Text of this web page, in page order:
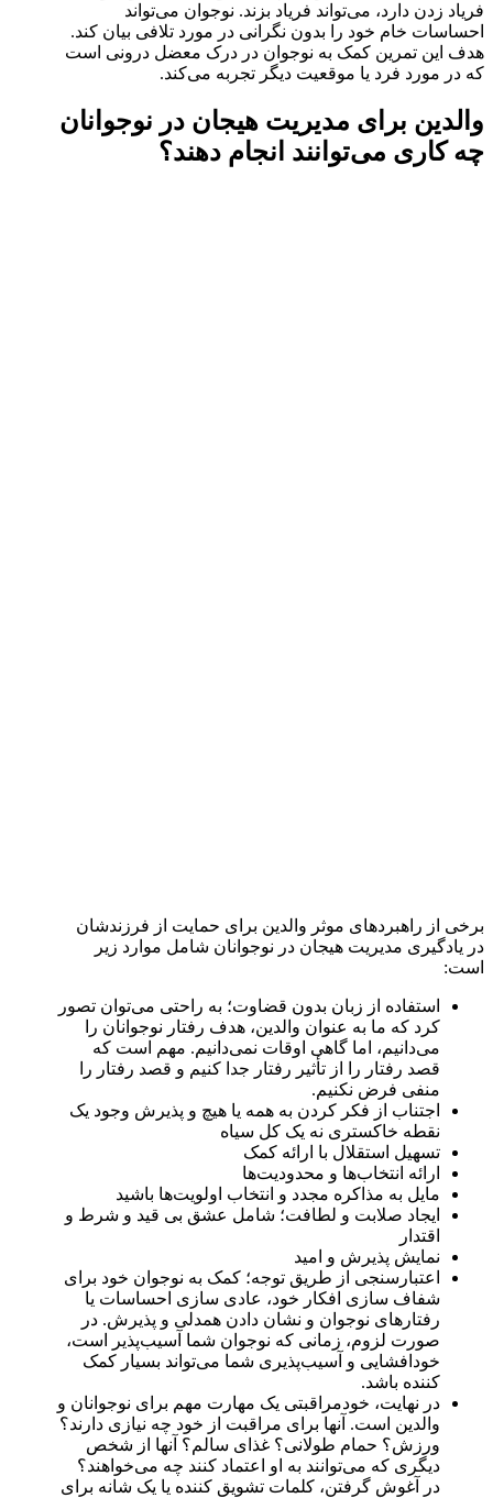
فریاد زدن دارد، می‌تواند فریاد بزند. نوجوان می‌تواند
احساسات خام خود را بدون نگرانی در مورد تلافی بیان کند.
هدف این تمرین کمک به نوجوان در درک معضل درونی است
که در مورد فرد یا موقعیت دیگر تجربه می‌کند.
والدین برای مدیریت هیجان در نوجوانان
چه کاری می‌توانند انجام دهند؟
برخی از راهبردهای موثر والدین برای حمایت از فرزندشان
در یادگیری مدیریت هیجان در نوجوانان شامل موارد زیر
است:
استفاده از زبان بدون قضاوت؛ به راحتی می‌توان تصور
کرد که ما به عنوان والدین، هدف رفتار نوجوانان را
می‌دانیم، اما گاهی اوقات نمی‌دانیم. مهم است که
قصد رفتار را از تأثیر رفتار جدا کنیم و قصد رفتار را
منفی فرض نکنیم.
اجتناب از فکر کردن به همه یا هیچ و پذیرش وجود یک
نقطه خاکستری نه یک کل سیاه
تسهیل استقلال با ارائه کمک
ارائه انتخاب‌ها و محدودیت‌ها
مایل به مذاکره مجدد و انتخاب اولویت‌ها باشید
ایجاد صلابت و لطافت؛ شامل عشق بی قید و شرط و
اقتدار
نمایش پذیرش و امید
اعتبارسنجی از طریق توجه؛ کمک به نوجوان خود برای
شفاف سازی افکار خود، عادی سازی احساسات یا
رفتارهای نوجوان و نشان دادن همدلی و پذیرش. در
صورت لزوم، زمانی که نوجوان شما آسیب‌پذیر است،
خودافشایی و آسیب‌پذیری شما می‌تواند بسیار کمک
کننده باشد.
در نهایت، خودمراقبتی یک مهارت مهم برای نوجوانان و
والدین است. آنها برای مراقبت از خود چه نیازی دارند؟
ورزش؟ حمام طولانی؟ غذای سالم؟ آنها از شخص
دیگری که می‌توانند به او اعتماد کنند چه می‌خواهند؟
در آغوش گرفتن، کلمات تشویق کننده یا یک شانه برای